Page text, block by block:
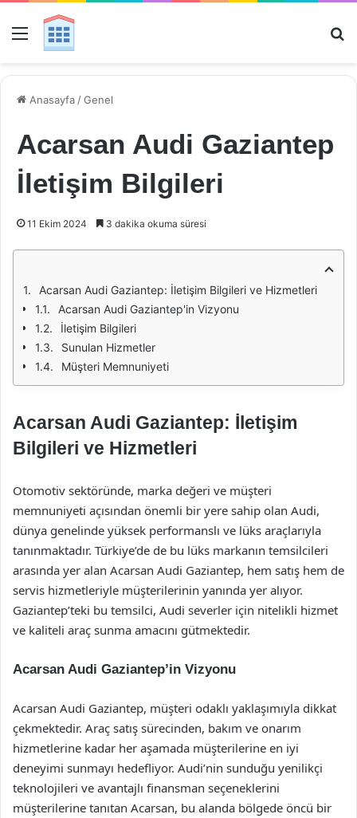
Menü
Anasayfa /Genel
Acarsan Audi Gaziantep
İletişim Bilgileri
11 Ekim 2024 3 dakika okuma süresi
Acarsan Audi Gaziantep: İletişim Bilgileri ve Hizmetleri
Acarsan Audi Gaziantep'in Vizyonu
İletişim Bilgileri
Sunulan Hizmetler
Müşteri Memnuniyeti
Acarsan Audi Gaziantep: İletişim
Bilgileri ve Hizmetleri
Otomotiv sektöründe, marka değeri ve müşteri
memnuniyeti açısından önemli bir yere sahip olan Audi,
dünya genelinde yüksek performanslı ve lüks araçlarıyla
tanınmaktadır. Türkiye’de de bu lüks markanın temsilcileri
arasında yer alan Acarsan Audi Gaziantep, hem satış hem de
servis hizmetleriyle müşterilerinin yanında yer alıyor.
Gaziantep’teki bu temsilci, Audi severler için nitelikli hizmet
ve kaliteli araç sunma amacını gütmektedir.
Acarsan Audi Gaziantep’in Vizyonu
Acarsan Audi Gaziantep, müşteri odaklı yaklaşımıyla dikkat
çekmektedir. Araç satış sürecinden, bakım ve onarım
hizmetlerine kadar her aşamada müşterilerine en iyi
deneyimi sunmayı hedefliyor. Audi’nin sunduğu yenilikçi
teknolojileri ve avantajlı finansman seçeneklerini
müşterilerine tanıtan Acarsan, bu alanda bölgede öncü bir